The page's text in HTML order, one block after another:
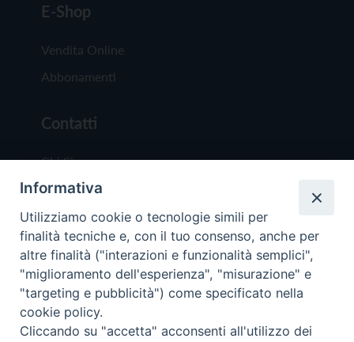
E-Shop
Vendita Online
Abbonamenti
Contatti
Chi Siamo
Redazione
Scrivici
Copyright © 2019 - Tutti i diritti riservati - Vita
Informativa
Utilizziamo cookie o tecnologie simili per
finalità tecniche e, con il tuo consenso, anche per
altre finalità ("interazioni e funzionalità semplici",
"miglioramento dell'esperienza", "misurazione" e
"targeting e pubblicità") come specificato nella
cookie policy.
Cliccando su "accetta" acconsenti all'utilizzo dei